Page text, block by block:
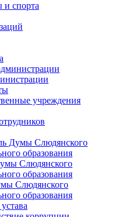
и спорта
учреждения
Думы Слюдянского
образования
Слюдянского
образования
Слюдянского
образования